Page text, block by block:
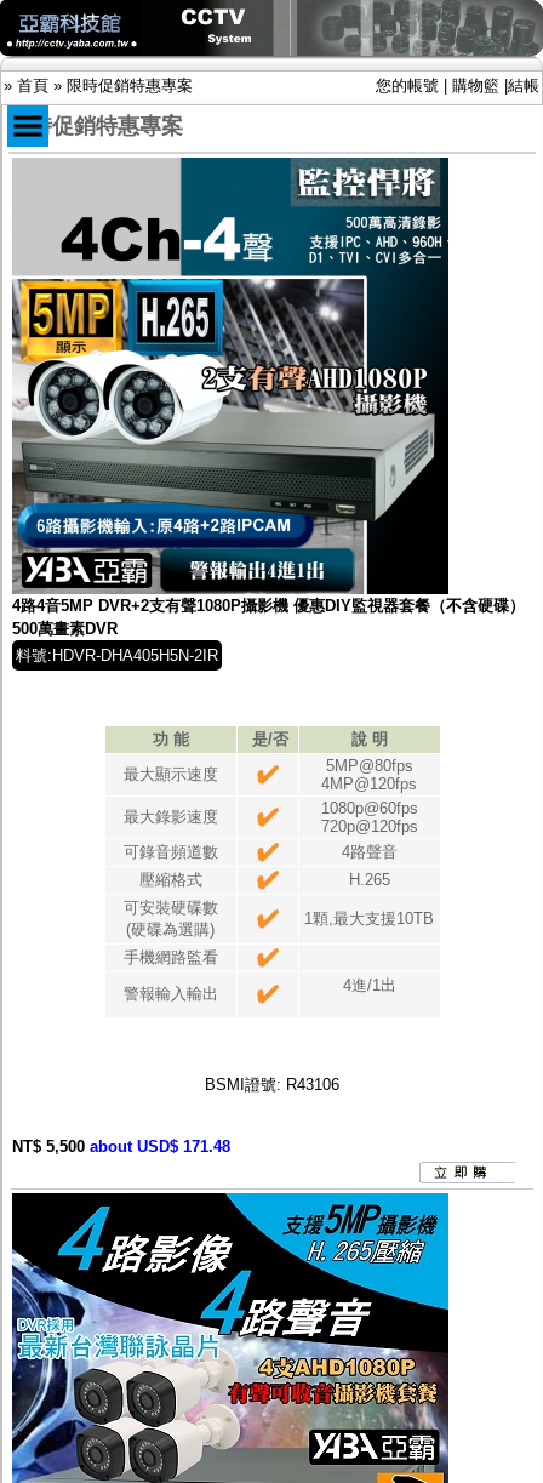
» 首頁 » 限時促銷特惠專案 您的帳號 購物籃 結帳
限時促銷特惠專案
IP網路攝影機及錄放影機
AHD DVR數位錄放影機
AHD半球型(適用屋內)
AHD中小型紅外線攝影機(適用騎樓、室內外)
AHD防護罩型攝影機(適用屋外，紅外線照射
距離遠）
AHD特殊功能型攝影機
旋轉型攝影機.旋轉台
傳統高解析攝影機
鏡頭
投光設備
防護罩及支架
多路攝影機單軸傳輸
監聽器.麥克風
網路設備
視訊轉換設備
雙絞線傳輸器
雜訊改善器
分配放大器
懶人線.同軸線.花線
集線盒.防水盒.配線盒
變壓器.避雷器
偽裝嚇阻假監視器. 警示防盜貼紙
行車紀錄器.車用插座配件
電腦工業機殼
限時促銷特惠專案
4路4音5MP DVR+2支有聲1080P攝影機 優惠DIY監視器套餐（不含硬碟）
500萬畫素DVR
料號:HDVR-DHA405H5N-2IR
功 能 是/否
說 明
最大顯示速度
5MP@80fps
4MP@120fps
最大錄影速度
1080p@60fps
720p@120fps
可錄音頻道數
4路聲音
壓縮格式
H.265
可安裝硬碟數
(硬碟為選購)
1顆,最大支援10TB
手機網路監看
警報輸入輸出
4進/1出
BSMI證號: R43106
NT$ 5,500 about USD$ 171.48